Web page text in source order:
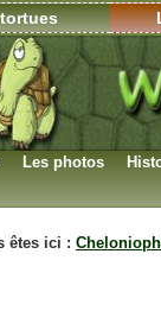
Les photos
êtes ici :